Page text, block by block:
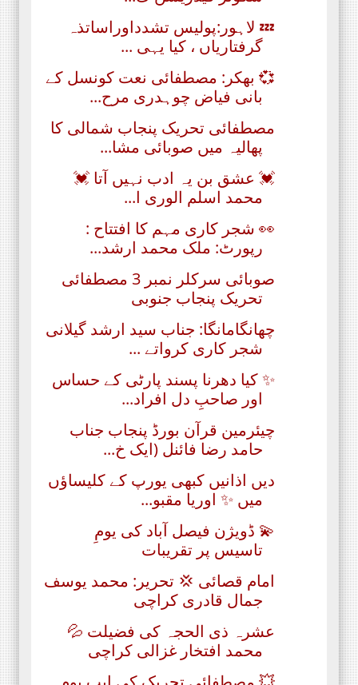
💤 لاہور:پولیس تشدداوراساتذہ
گرفتاریاں ، کیا یہی ...
💞 بھکر: مصطفائی نعت کونسل کے
بانی فیاض چوہدری مرح...
مصطفائی تحریک پنجاب شمالی کا
پھالیہ میں صوبائی مشا...
💓 عشق بن یہ ادب نہیں آتا 💓
محمد اسلم الوری ا...
👀 شجر کاری مہم کا افتتاح :
رپورٹ: ملک محمد ارشد...
صوبائی سرکلر نمبر 3 مصطفائی
تحریک پنجاب جنوبی
چھانگامانگا: جناب سید ارشد گیلانی
شجر کاری کرواتے ...
✨ کیا دھرنا پسند پارٹی کے حساس
اور صاحبِ دل افراد...
چیئرمین قرآن بورڈ پنجاب جناب
حامد رضا فائنل (ایک خ...
دیں اذانیں کبھی یورپ کے کلیساؤں
میں ✨ اوریا مقبو...
💫 ڈویژن فیصل آباد کی یومِ
تاسیس پر تقریبات
امام قصائی 💢 تحریر: محمد یوسف
جمال قادری کراچی
عشرہ ذی الحجہ کی فضیلت 💦
محمد افتخار غزالی کراچی